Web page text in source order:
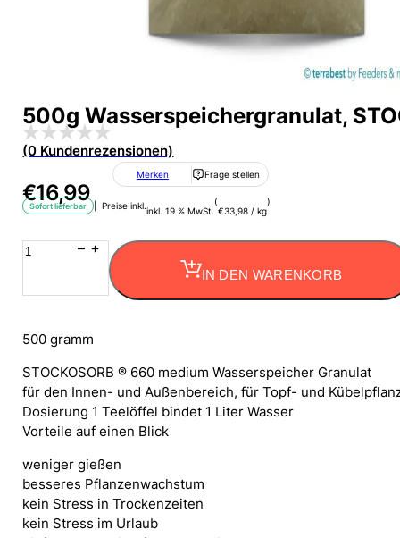
500g Wasserspeichergranulat,
(0 Kundenrezensionen)
€16,99
Merken Frage stellen
Sofort lieferbar | Preise inkl.inkl. 19 % MwSt.
(
€33,98 /kg
)
500g
Wasserspeichergranulat,
STOCKOSORB
Rasen
u.
Bodenverbesserer
500g
Menge
IN DEN WARENKORB
500 gramm
STOCKOSORB ® 660 medium Wasserspeicher Granulat
für den Innen- und Außenbereich, für Topf- und
Dosierung 1 Teelöffel bindet 1 Liter Wasser
Vorteile auf einen Blick
weniger gießen
besseres Pflanzenwachstum
kein Stress in Trockenzeiten
kein Stress im Urlaub